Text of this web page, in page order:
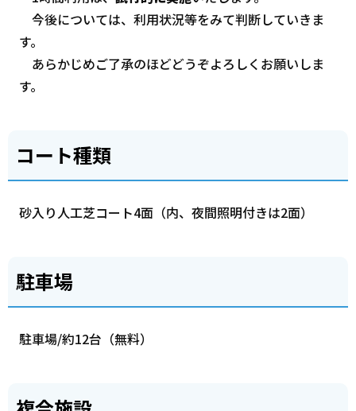
今後については、利用状況等をみて判断していきま
す。
あらかじめご了承のほどどうぞよろしくお願いしま
す。
コート種類
砂入り人工芝コート4面（内、夜間照明付きは2面）
駐車場
駐車場/約12台（無料）